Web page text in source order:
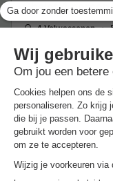
Chalet 4
4 Volwassenen
Wi-Fi toegang
Van 3 tot 4 nov, 1
Excl.